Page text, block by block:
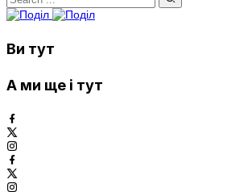
Ви тут
А ми ще і тут